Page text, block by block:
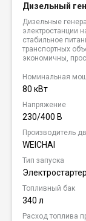
Дизельный
Дизельные
электростанции
стабильное
транспортных
экономичны,
Номинальная
80 кВт
Напряжение
230/400 В
Производитель
WEICHAI
Тип запуска
Электростартер
Топливный бак
340 л
Расход топлива